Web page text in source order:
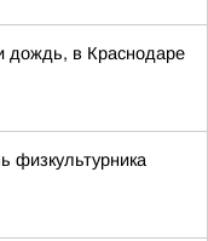
дождь, в Краснодаре
физкультурника